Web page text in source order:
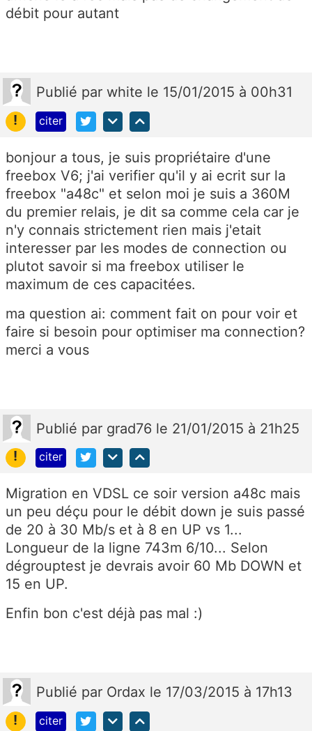
débit pour autant
Publié par white le 15/01/2015 à 00h31
!
citer
bonjour a tous, je suis propriétaire d'une
freebox V6; j'ai verifier qu'il y ai ecrit sur la
freebox "a48c" et selon moi je suis a 360M
du premier relais, je dit sa comme cela car je
n'y connais strictement rien mais j'etait
interesser par les modes de connection ou
plutot savoir si ma freebox utiliser le
maximum de ces capacitées.
ma question ai: comment fait on pour voir et
faire si besoin pour optimiser ma connection?
merci a vous
Publié par grad76 le 21/01/2015 à 21h25
!
citer
Migration en VDSL ce soir version a48c mais
un peu déçu pour le débit down je suis passé
de 20 à 30 Mb/s et à 8 en UP vs 1...
Longueur de la ligne 743m 6/10... Selon
dégrouptest je devrais avoir 60 Mb DOWN et
15 en UP.
Enfin bon c'est déjà pas mal :)
Publié par Ordax le 17/03/2015 à 17h13
!
citer